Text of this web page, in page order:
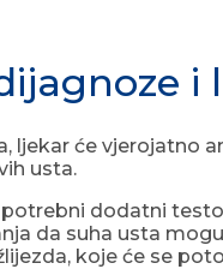
i
ljekar će vjerojatno
usta.
dodatni
da suha usta
koje će se